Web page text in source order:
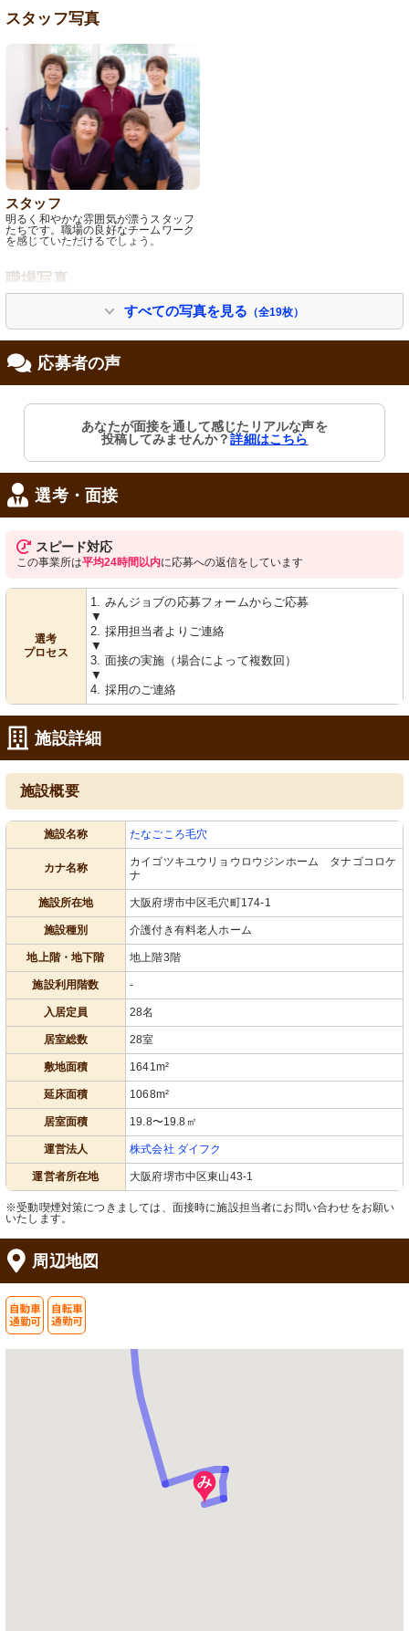
スタッフ写真
スタッフ
明るく和やかな雰囲気が漂うスタッフ
たちです。職場の良好なチームワーク
を感じていただけるでしょう。
職場写真
外観
た雰囲気の施設です。
食堂
窓からの自然光が心地よい、整然とし
た居住空間です。快適な生活をサポー
トする充実の設備が整っています。
生活できる環境が整っています。
玄関
清潔感のあるエントランスは、洗練さ
れたデザインを感じさせます。落ち着
いた色合いが心地よい歓迎空間を演出
しています。
ロビー
シンプルで上品なデザインのエントラ
ンスが迎えてくれます。清潔感があ
り、心地よい印象を受ける空間です。
ゆったりとしたダイニングで、訪れる
方々が食事や憩いの時間を楽しんでい
ます。
居室
温かみのある空間を演出しています。
すべての写真を見る （全19枚）
応募者の声
あなたが面接を通して感じたリアルな声を
投稿してみませんか？詳細はこちら
選考・面接
スピード対応
この事業所は平均24時間以内に応募への返信をしています
選考
プロセス
1. みんジョブの応募フォームからご応募
▼
2. 採用担当者よりご連絡
▼
3. 面接の実施（場合によって複数回）
▼
4. 採用のご連絡
施設詳細
施設概要
施設名称 たなごころ毛穴
カナ名称
カイゴツキユウリョウロウジンホーム タナゴコロケ
ナ
施設所在地 大阪府堺市中区毛穴町174-1
施設種別 介護付き有料老人ホーム
地上階・地下階 地上階3階
施設利用階数 -
入居定員 28名
居室総数 28室
敷地面積 1641m²
延床面積 1068m²
居室面積 19.8〜19.8㎡
運営法人 株式会社 ダイフク
運営者所在地 大阪府堺市中区東山43-1
※受動喫煙対策につきましては、面接時に施設担当者にお問い合わせをお願い
いたします。
周辺地図